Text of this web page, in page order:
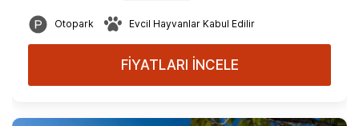
Otopark Evcil Hayvanlar Kabul Edilir
FİYATLARI İNCELE